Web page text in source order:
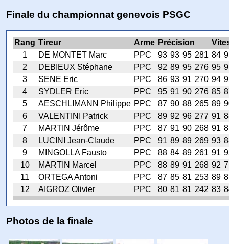
Finale du championnat genevois PSGC
Rang Tireur Arme Précision
1
DE MONTET Marc PPC 93 93 95 281 84
2
DEBIEUX Stéphane PPC 92 89 95 276 95
3
SENE Eric PPC 86 93 91 270 94
4
SYDLER Eric PPC 95 91 90 276 85
5
AESCHLIMANN Philippe PPC 87 90 88 265 89
6
VALENTINI Patrick PPC 89 92 96 277 91
7
MARTIN Jérôme PPC 87 91 90 268 91
8
LUCINI Jean-Claude PPC 91 89 89 269 93
9
MINGOLLA Fausto PPC 88 84 89 261 91
10
MARTIN Marcel PPC 88 89 91 268 92
11
ORTEGA Antoni PPC 87 85 81 253 89
12
AIGROZ Olivier PPC 80 81 81 242 83
Photos de la finale